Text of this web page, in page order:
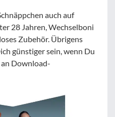
auch auf
28 Jahren, Wechselboni
Zubehör. Übrigens
günstiger sein, wenn Du
Download-